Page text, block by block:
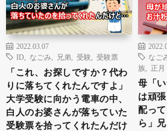
2022.03.07
ID
なごみ 兄弟 受験 受験票
「これ、お探しですか？代わ
りに落ちてくれたんですよ」
大学受験に向かう電車の中、
白人のお婆さんが落ちていた
受験票を拾ってくれたんだけ
なご
族
正月
母「
は頑
配っ
ら」